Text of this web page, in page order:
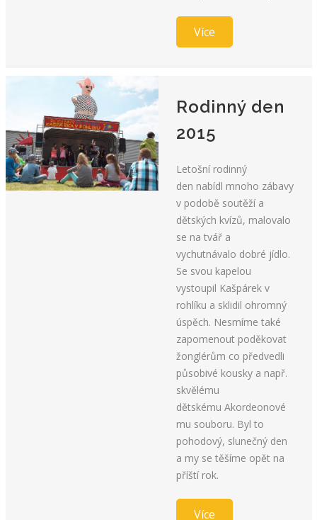
Více
Rodinný den
2015
Letošní rodinný
den nabídl mnoho zábavy
v podobě soutěží a
dětských kvízů, malovalo
se na tvář a
vychutnávalo dobré jídlo.
Se svou kapelou
vystoupil Kašpárek v
rohlíku a sklidil ohromný
úspěch. Nesmíme také
zapomenout poděkovat
žonglérům co předvedli
působivé kousky a např.
skvělému
dětskému Akordeonové
mu souboru. Byl to
pohodový, slunečný den
a my se těšíme opět na
příští rok.
Více